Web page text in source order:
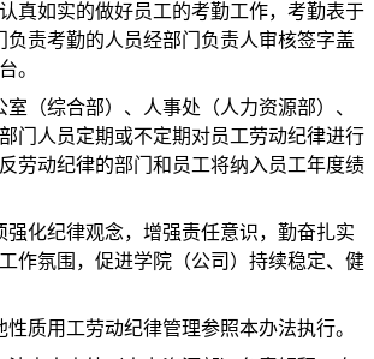
真如实的做好员工的考勤工作，考勤表于
负责考勤的人员经部门负责人审核签字盖
。
（综合部）、人事处（人力资源部）、
门人员定期或不定期对员工劳动纪律进行
劳动纪律的部门和员工将纳入员工年度绩
化纪律观念，增强责任意识，勤奋扎实
作氛围，促进学院（公司）持续稳定、健
质用工劳动纪律管理参照本办法执行。